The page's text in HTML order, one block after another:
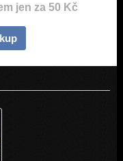
jen za 50 Kč